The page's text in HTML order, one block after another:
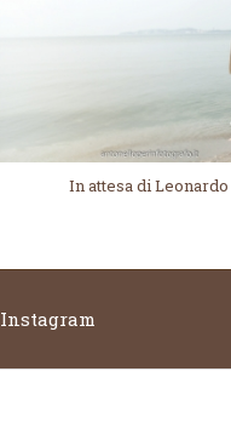
In attesa di Leonardo
Instagram